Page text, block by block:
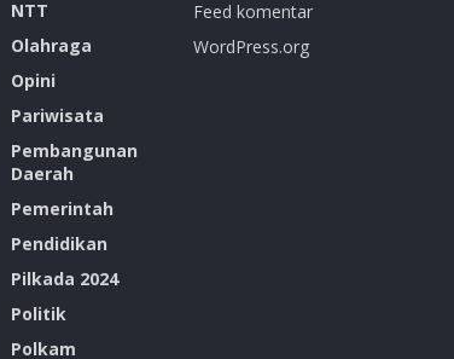
NTT
Olahraga
Opini
Pariwisata
Pembangunan
Daerah
Pemerintah
Pendidikan
Pilkada 2024
Politik
Polkam
Feed komentar
WordPress.org